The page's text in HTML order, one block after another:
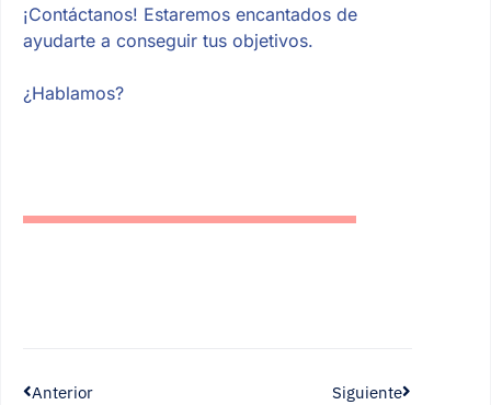
¡Contáctanos! Estaremos encantados de
ayudarte a conseguir tus objetivos.
¿Hablamos?
Anterior Siguiente